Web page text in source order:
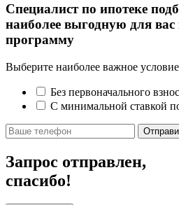
Специалист по ипотеке
наиболее выгодную для
программу
Выберите наиболее важное условие
Без первоначального
С минимальной ставкой
Запрос отправлен,
спасибо!